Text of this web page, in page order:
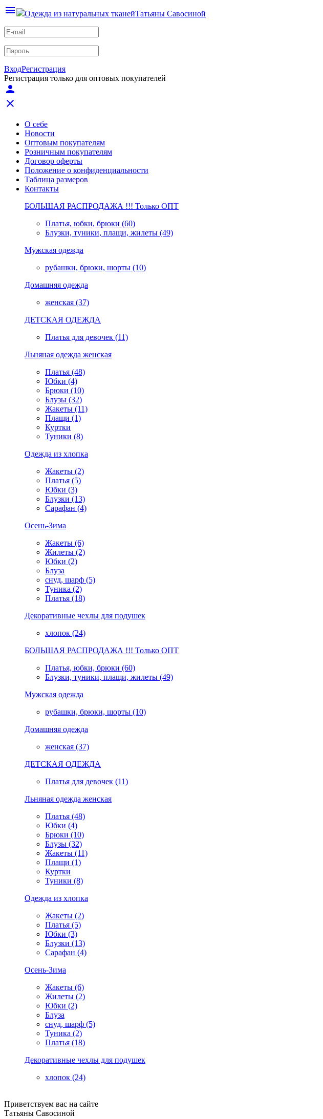
menu Одежда из натуральных тканейТатьяны Савосиной
ВходРегистрация
Регистрация только для оптовых покупателей
person
close
О себе
Новости
Оптовым покупателям
Розничным покупателям
Договор оферты
Положение о конфиденциальности
Таблица размеров
Контакты
БОЛЬШАЯ РАСПРОДАЖА !!! Только ОПТ
Платья, юбки, брюки (60)
Блузки, туники, плащи, жилеты (49)
Мужская одежда
рубашки, брюки, шорты (10)
Домашняя одежда
женская (37)
ДЕТСКАЯ ОДЕЖДА
Платья для девочек (11)
Льняная одежда женская
Платья (48)
Юбки (4)
Брюки (10)
Блузы (32)
Жакеты (11)
Плащи (1)
Куртки
Туники (8)
Одежда из хлопка
Жакеты (2)
Платья (5)
Юбки (3)
Блузки (13)
Сарафан (4)
Осень-Зима
Жакеты (6)
Жилеты (2)
Юбки (2)
Блуза
снуд, шарф (5)
Туника (2)
Платья (18)
Декоративные чехлы для подушек
хлопок (24)
БОЛЬШАЯ РАСПРОДАЖА !!! Только ОПТ
Платья, юбки, брюки (60)
Блузки, туники, плащи, жилеты (49)
Мужская одежда
рубашки, брюки, шорты (10)
Домашняя одежда
женская (37)
ДЕТСКАЯ ОДЕЖДА
Платья для девочек (11)
Льняная одежда женская
Платья (48)
Юбки (4)
Брюки (10)
Блузы (32)
Жакеты (11)
Плащи (1)
Куртки
Туники (8)
Одежда из хлопка
Жакеты (2)
Платья (5)
Юбки (3)
Блузки (13)
Сарафан (4)
Осень-Зима
Жакеты (6)
Жилеты (2)
Юбки (2)
Блуза
снуд, шарф (5)
Туника (2)
Платья (18)
Декоративные чехлы для подушек
хлопок (24)
Приветствуем вас на сайте
Татьяны Савосиной